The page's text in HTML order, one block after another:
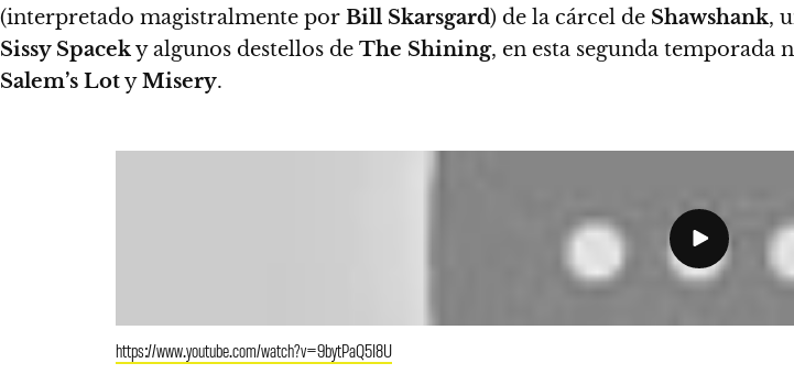
(interpretado magistralmente por Bill Skarsgard) de la cárcel de Shawshank,
Sissy Spaceky algunos destellos de The Shining, en esta segunda temporada
Salem’s LotyMisery.
https://www.youtube.com/watch?v=9bytPaQ5I8U